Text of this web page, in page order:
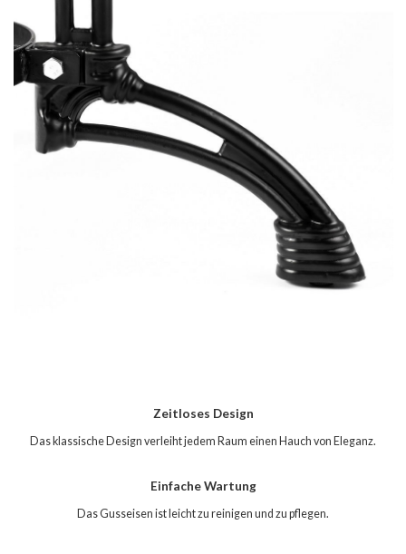
Zeitloses Design
Das klassische Design verleiht jedem Raum einen Hauch von Eleganz.
Einfache Wartung
Das Gusseisen ist leicht zu reinigen und zu pflegen.